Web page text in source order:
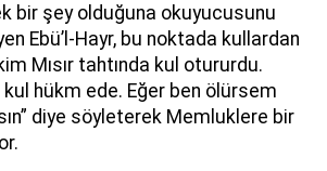
bir şey olduğuna okuyucusunu
Ebü’l-Hayr, bu noktada kullardan
Mısır tahtında kul otururdu.
hükm ede. Eğer ben ölürsem
diye söyleterek Memluklere bir